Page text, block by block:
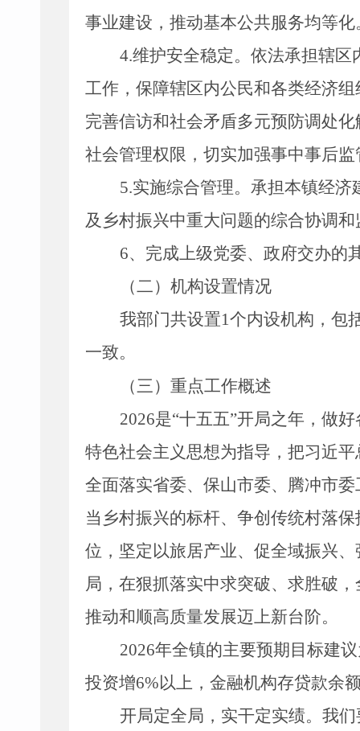
事业建设，推动基本公共服务均等
4.维护安全稳定。依法承担辖
工作，保障辖区内公民和各类经济
完善信访和社会矛盾多元预防调处
社会管理权限，切实加强事中事后
5.实施综合管理。承担本镇经
及乡村振兴中重大问题的综合协调
6、完成上级党委、政府交办的
（二）机构设置情况
我部门共设置1个内设机构，包
一致。
（三）重点工作概述
2026是“十五五”开局之年，做
特色社会主义思想为指导，把习近
全面落实省委、保山市委、腾冲市
当乡村振兴的标杆、争创传统村落
位，坚定以旅居产业、促全域振兴
局，在狠抓落实中求突破、求胜破
推动和顺高质量发展迈上新台阶。
2026年全镇的主要预期目标建
投资增6%以上，金融机构存贷款余
开局定全局，实干定实绩。我